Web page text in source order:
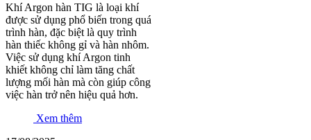
Khí Argon hàn TIG là loại khí
được sử dụng phổ biến trong quá
trình hàn, đặc biệt là quy trình
hàn thiếc không gỉ và hàn nhôm.
Việc sử dụng khí Argon tinh
khiết không chỉ làm tăng chất
lượng mối hàn mà còn giúp công
việc hàn trở nên hiệu quả hơn.
Xem thêm